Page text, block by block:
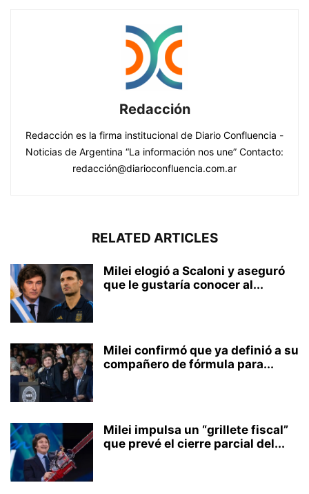
Redacción
Redacción es la firma institucional de Diario Confluencia -
Noticias de Argentina “La información nos une” Contacto:
redacción@diarioconfluencia.com.ar
RELATED ARTICLES
Milei elogió a Scaloni y aseguró
que le gustaría conocer al...
Milei confirmó que ya definió a su
compañero de fórmula para...
Milei impulsa un “grillete fiscal”
que prevé el cierre parcial del...